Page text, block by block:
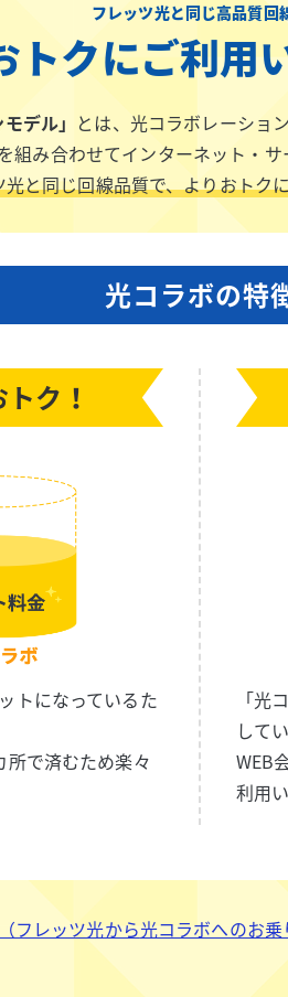
フレッツ光と同じ高品質回
トクにご利用
デル」 とは、光コラボレーショ
組み合わせてインターネット・サ
と同じ回線品質で、よりおトク
光コラボの特
トク！
トになっているた
で済むため楽々
「光
して
WEB
利用
フレッツ光から光コラボへのお